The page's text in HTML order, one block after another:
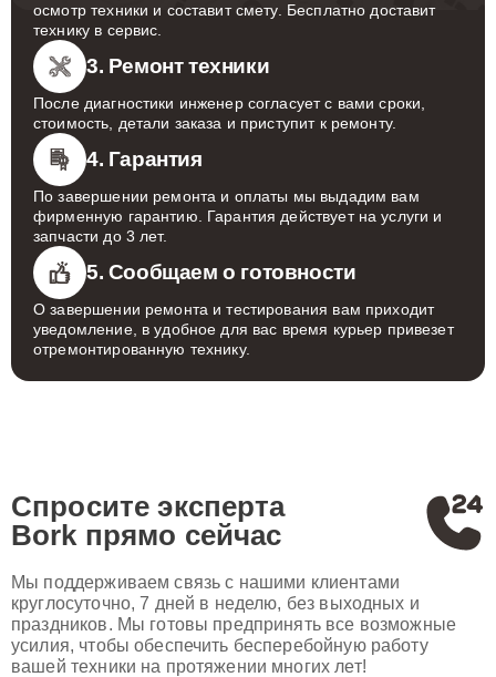
осмотр техники и составит смету. Бесплатно доставит
технику в сервис.
3. Ремонт техники
После диагностики инженер согласует с вами сроки,
стоимость, детали заказа и приступит к ремонту.
4. Гарантия
По завершении ремонта и оплаты мы выдадим вам
фирменную гарантию. Гарантия действует на услуги и
запчасти до 3 лет.
5. Сообщаем о готовности
О завершении ремонта и тестирования вам приходит
уведомление, в удобное для вас время курьер привезет
отремонтированную технику.
Спросите эксперта
Bork прямо сейчас
Мы поддерживаем связь с нашими клиентами
круглосуточно, 7 дней в неделю, без выходных и
праздников. Мы готовы предпринять все возможные
усилия, чтобы обеспечить бесперебойную работу
вашей техники на протяжении многих лет!